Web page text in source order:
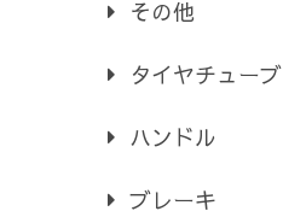
その他
タイヤチューブ
ハンドル
ブレーキ